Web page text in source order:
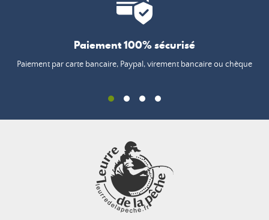
Paiement 100% sécurisé
Paiement par carte bancaire, Paypal, virement bancaire ou chèque